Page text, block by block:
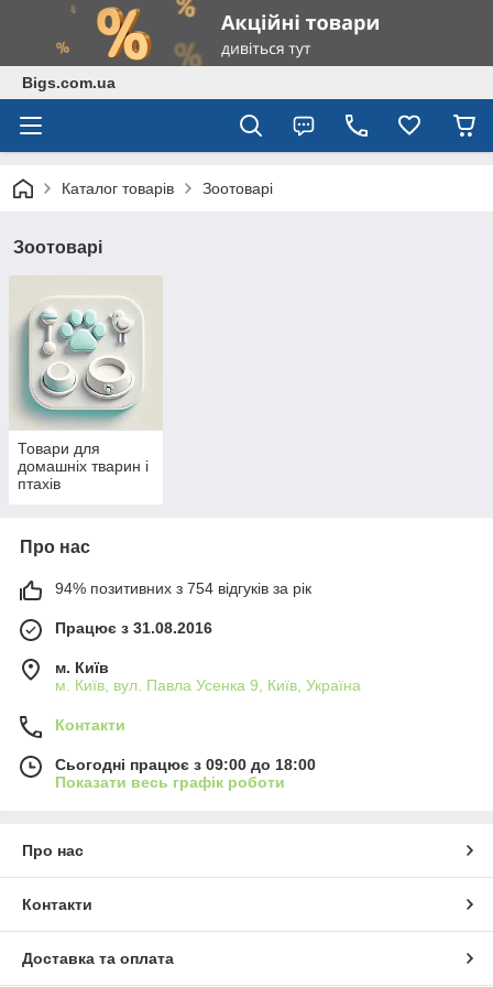
Bigs.com.ua
Каталог товарів Зоотоварі
Зоотоварі
Товари для
домашніх тварин і
птахів
Про нас
94% позитивних з 754 відгуків за рік
Працює з 31.08.2016
м. Київ
м. Київ, вул. Павла Усенка 9, Київ, Україна
Контакти
Сьогодні працює з 09:00 до 18:00
Показати весь графік роботи
Про нас
Контакти
Доставка та оплата